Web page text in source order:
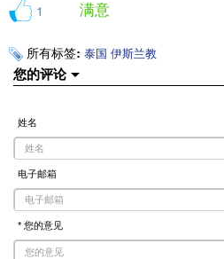
1 满意
所有标签: 泰国 伊斯兰教
您的评论
姓名
电子邮箱
* 您的意见